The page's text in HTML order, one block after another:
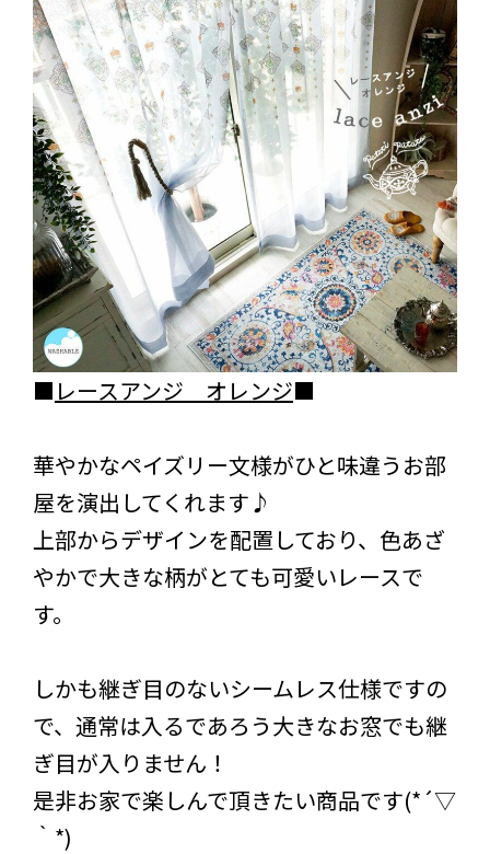
■ レースアンジ オレンジ■
華やかなペイズリー文様がひと味違うお部
屋を演出してくれます♪
上部からデザインを配置しており、色あざ
やかで大きな柄がとても可愛いレースで
す。
しかも継ぎ目のないシームレス仕様ですの
で、通常は入るであろう大きなお窓でも継
ぎ目が入りません！
是非お家で楽しんで頂きたい商品です(*´▽
｀*)